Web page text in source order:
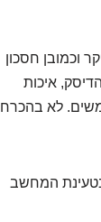
וכמובן חסכון
איכות
לא בהכרח
המחשב